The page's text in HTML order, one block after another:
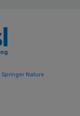
Springer Nature